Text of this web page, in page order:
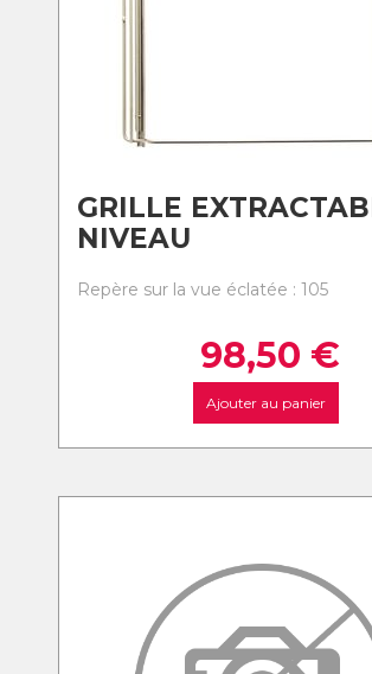
GRILLE
NIVEAU
Repère sur la vue éclatée : 105
98,50 €
Ajouter au panier